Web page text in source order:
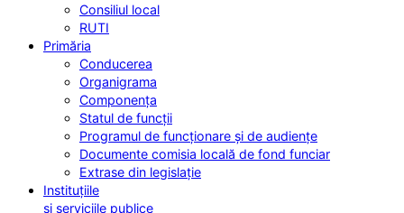
Consiliul local
RUTI
Primăria
Conducerea
Organigrama
Componența
Statul de funcții
Programul de funcționare și de audiențe
Documente comisia locală de fond funciar
Extrase din legislație
Instituțiile
și serviciile publice